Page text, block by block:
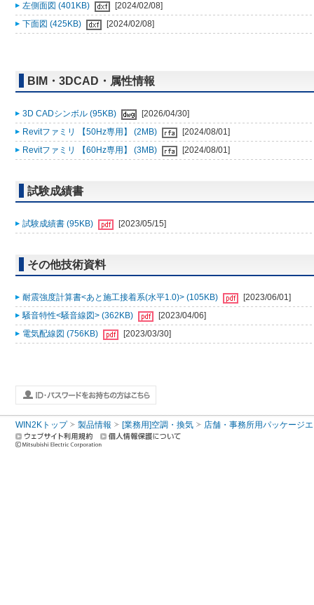
左側面図 (401KB)
[2024/02/08]
下面図 (425KB)
[2024/02/08]
BIM・3DCAD・属性情報
3D CADシンボル (95KB)
[2026/04/30]
Revitファミリ 【50Hz専用】 (2MB)
[2024/08/01]
Revitファミリ 【60Hz専用】 (3MB)
[2024/08/01]
試験成績書
試験成績書 (95KB) [2023/05/15]
その他技術資料
耐震強度計算書<あと施工接着系(水平1.0)> (105KB)
[2023/06/01]
騒音特性<騒音線図> (362KB)
[2023/04/06]
電気配線図 (756KB)
[2023/03/30]
WIN2Kトップ 製品情報 [業務用]空調・換気 店舗・事務所用パッケージ